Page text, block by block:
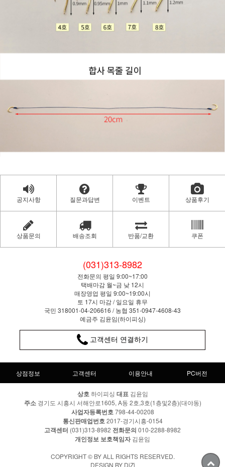
공지사항 질문과답변 이벤트 상품후기
상품문의 배송조회 반품/교환 쿠폰
(031)313-8982
전화문의 평일 9:00~17:00
택배마감 월~금 낮 12시
매장영업 평일 9:00~19:00시
토 17시 마감 / 일요일 휴무
국민 318001-04-206616 / 농협 351-0947-4608-43
예금주 김윤임(하이피싱)
고객센터 연결하기
상점정보 고객센터 이용안내 PC버전
상호 하이피싱 대표 김윤임
주소경기도 시흥시 서해안로1605, A동 2호,3호(1층및2층)(대야동)
사업자등록번호 798-44-00208
통신판매업번호 2017-경기시흥-0154
고객센터 (031)313-8982 전화문의 010-2288-8982
개인정보 보호책임자김윤임
COPYRIGHT © BY ALL RIGHTS RESERVED.
DESIGN BY DiZi